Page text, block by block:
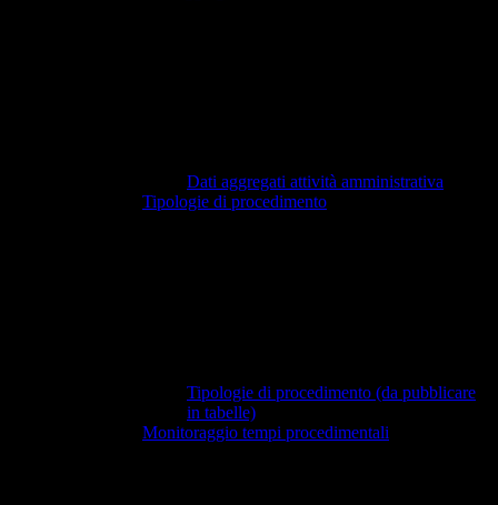
Dati aggregati attività amministrativa
Tipologie di procedimento
Tipologie di procedimento (da pubblicare
in tabelle)
Monitoraggio tempi procedimentali